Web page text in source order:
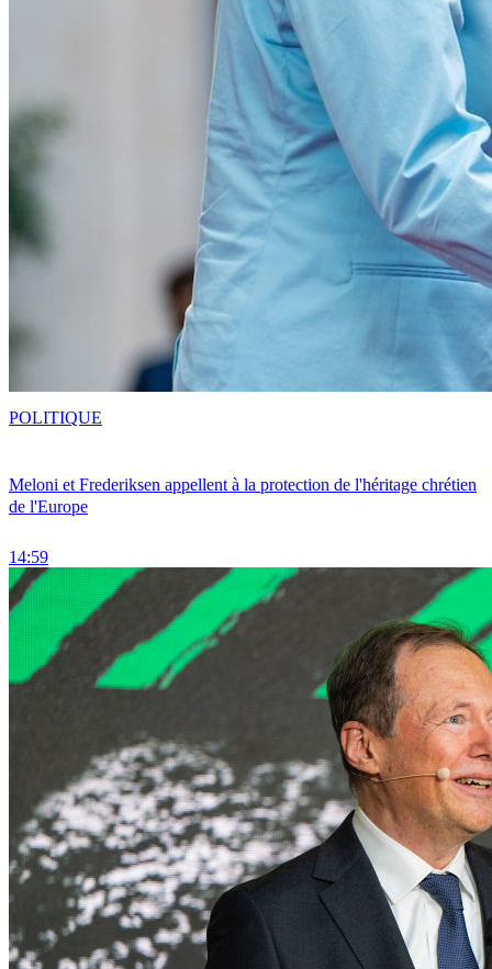
Meloni et Frederiksen appellent à la protection de l'héritage chrétien
de l'Europe
14:59
POLITIQUE